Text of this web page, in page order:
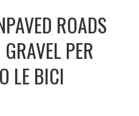
ROADS
PER
LE BICI